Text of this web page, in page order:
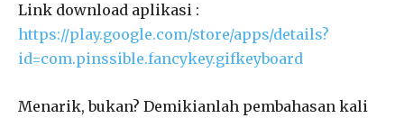
Link download aplikasi :
https://play.google.com/store/apps/details?
id=com.pinssible.fancykey.gifkeyboard
Menarik, bukan? Demikianlah pembahasan kali